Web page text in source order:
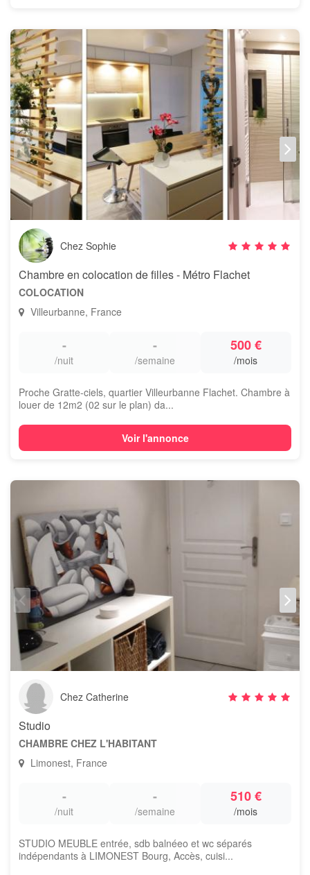
Chez Sophie
Chambre en colocation de filles - Métro Flachet
COLOCATION
Villeurbanne, France
-
/nuit
-
/semaine
500 €
/mois
Proche Gratte-ciels, quartier Villeurbanne Flachet. Chambre à
louer de 12m2 (02 sur le plan) da...
Voir l'annonce
Chez Catherine
Studio
CHAMBRE CHEZ L'HABITANT
Limonest, France
-
/nuit
-
/semaine
510 €
/mois
STUDIO MEUBLE entrée, sdb balnéeo et wc séparés
indépendants à LIMONEST Bourg, Accès, cuisi...